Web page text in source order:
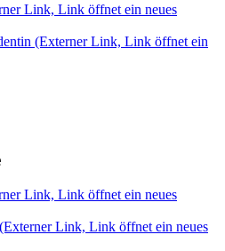
Link, Link öffnet ein neues
(Externer Link, Link öffnet ein
Link, Link öffnet ein neues
(Externer Link, Link öffnet ein neues